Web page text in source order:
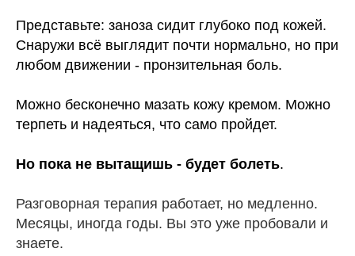
Представьте: заноза сидит глубоко под кожей.
Снаружи всё выглядит почти нормально, но при
любом движении - пронзительная боль.
Можно бесконечно мазать кожу кремом. Можно
терпеть и надеяться, что само пройдет.
Но пока не вытащишь - будет болеть.
Разговорная терапия работает, но медленно.
Месяцы, иногда годы. Вы это уже пробовали и
знаете.